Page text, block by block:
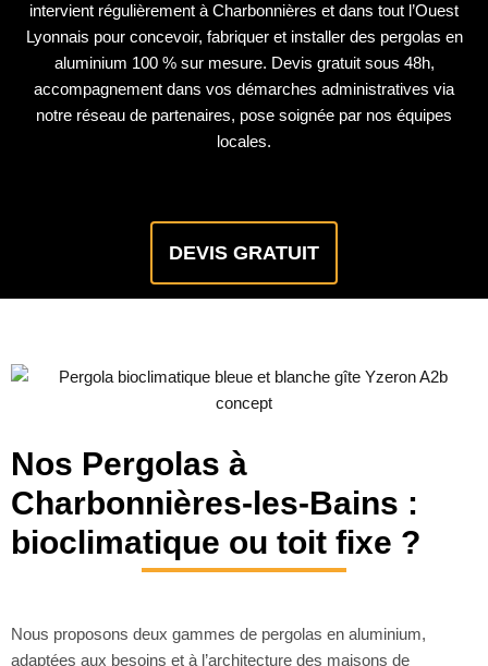
intervient régulièrement à Charbonnières et dans tout l’Ouest
Lyonnais pour concevoir, fabriquer et installer des pergolas en
aluminium 100 % sur mesure. Devis gratuit sous 48h,
accompagnement dans vos démarches administratives via
notre réseau de partenaires, pose soignée par nos équipes
locales.
DEVIS GRATUIT
Nos Pergolas à
Charbonnières-les-Bains :
bioclimatique ou toit fixe ?
Nous proposons deux gammes de pergolas en aluminium,
adaptées aux besoins et à l’architecture des maisons de